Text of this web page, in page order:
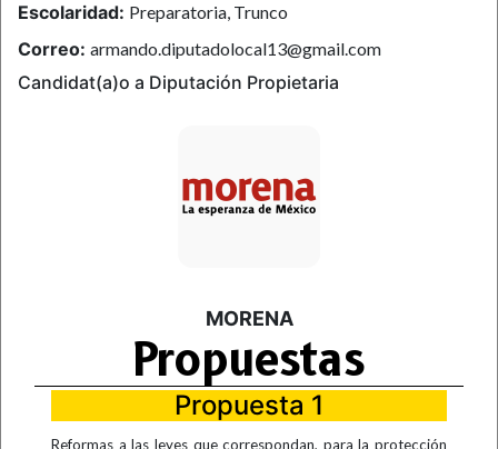
Escolaridad: Preparatoria, Trunco
Correo: armando.diputadolocal13@gmail.com
Candidat(a)o a Diputación Propietaria
MORENA
Propuestas
Propuesta 1
Reformas a las leyes que correspondan, para la protección